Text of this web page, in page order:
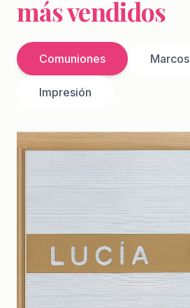
más vendidos
Comuniones Marcos
Impresión